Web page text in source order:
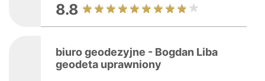
8.8
biuro geodezyjne - Bogdan Liba
geodeta uprawniony